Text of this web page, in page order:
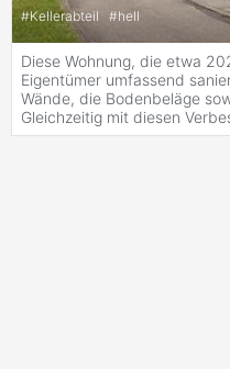
#Kellerabteil #hell
Diese Wohnung, die etwa
Eigentümer umfassend
Wände, die Bodenbeläge
Gleichzeitig mit diesen